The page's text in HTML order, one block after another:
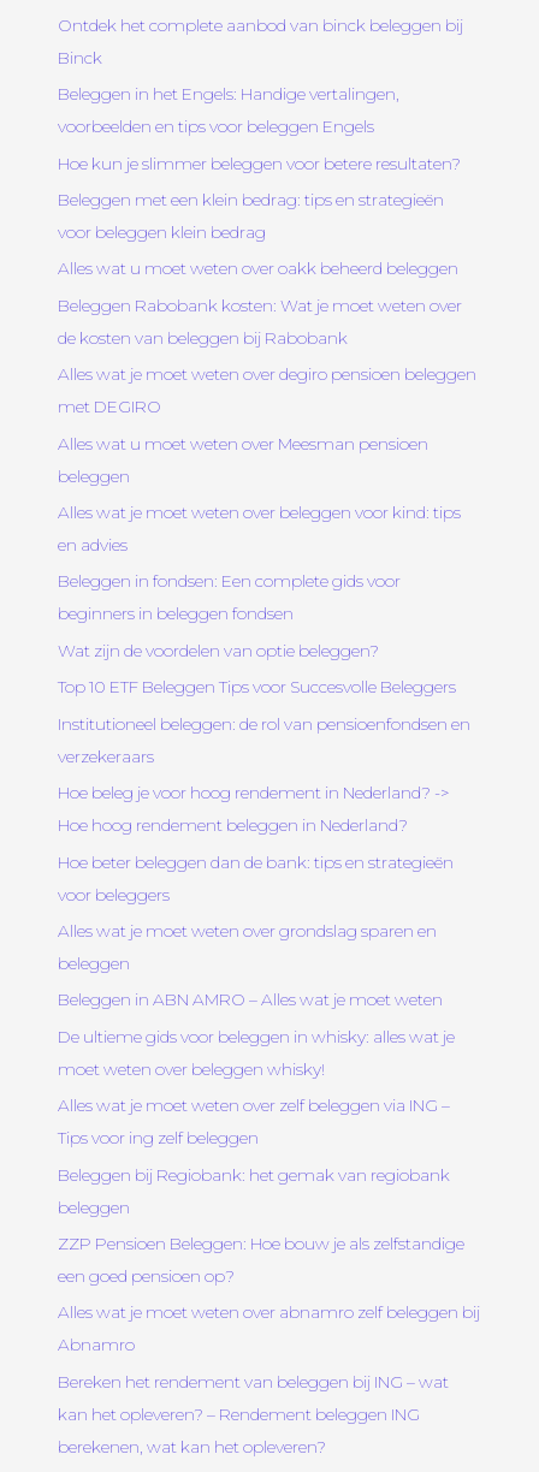
Ontdek het complete aanbod van binck beleggen bij
Binck
Beleggen in het Engels: Handige vertalingen,
voorbeelden en tips voor beleggen Engels
Hoe kun je slimmer beleggen voor betere resultaten?
Beleggen met een klein bedrag: tips en strategieën
voor beleggen klein bedrag
Alles wat u moet weten over oakk beheerd beleggen
Beleggen Rabobank kosten: Wat je moet weten over
de kosten van beleggen bij Rabobank
Alles wat je moet weten over degiro pensioen beleggen
met DEGIRO
Alles wat u moet weten over Meesman pensioen
beleggen
Alles wat je moet weten over beleggen voor kind: tips
en advies
Beleggen in fondsen: Een complete gids voor
beginners in beleggen fondsen
Wat zijn de voordelen van optie beleggen?
Top 10 ETF Beleggen Tips voor Succesvolle Beleggers
Institutioneel beleggen: de rol van pensioenfondsen en
verzekeraars
Hoe beleg je voor hoog rendement in Nederland? ->
Hoe hoog rendement beleggen in Nederland?
Hoe beter beleggen dan de bank: tips en strategieën
voor beleggers
Alles wat je moet weten over grondslag sparen en
beleggen
Beleggen in ABN AMRO – Alles wat je moet weten
De ultieme gids voor beleggen in whisky: alles wat je
moet weten over beleggen whisky!
Alles wat je moet weten over zelf beleggen via ING –
Tips voor ing zelf beleggen
Beleggen bij Regiobank: het gemak van regiobank
beleggen
ZZP Pensioen Beleggen: Hoe bouw je als zelfstandige
een goed pensioen op?
Alles wat je moet weten over abnamro zelf beleggen bij
Abnamro
Bereken het rendement van beleggen bij ING – wat
kan het opleveren? – Rendement beleggen ING
berekenen, wat kan het opleveren?